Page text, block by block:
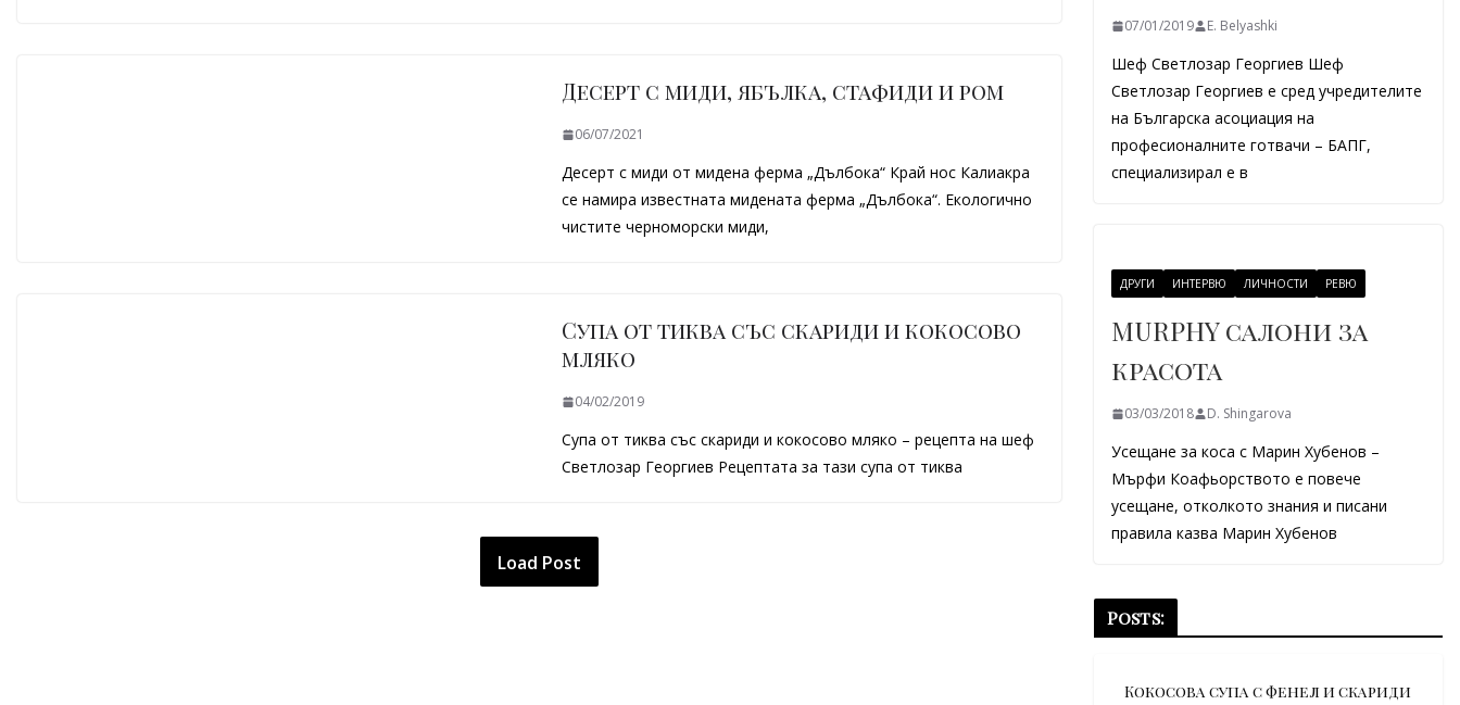
Десерт с миди, ябълка, стафиди и ром
06/07/2021
Десерт с миди от мидена ферма „Дълбока“ Крaй нос Калиакра
се намира известната мидената ферма „Дълбока“. Екологично
чистите черноморски миди,
Супа от тиква със скариди и кокосово
мляко
04/02/2019
Супа от тиква със скариди и кокосово мляко – рецепта на шеф
Светлозар Георгиев Рецептата за тази супа от тиква
Load Post
07/01/2019 E. Belyashki
Шеф Светлозар Георгиев Шеф
Светлозар Георгиев е сред учредителите
на Българска асоциация на
професионалните готвачи – БАПГ,
специализирал е в
ДРУГИ ИНТЕРВЮ ЛИЧНОСТИ РЕВЮ
MURPHY салони за
красота
03/03/2018 D. Shingarova
Усещане за коса с Марин Хубенов –
Мърфи Коафьорството е повече
усещане, отколкото знания и писани
правила казва Марин Хубенов
Posts:
Кокосова супа с фенел и скариди